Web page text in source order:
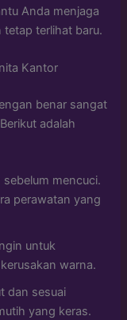
Anda menjaga
tetap terlihat baru.
Kantor
benar sangat
adalah
sebelum mencuci.
perawatan yang
untuk
warna.
dan sesuai
yang keras.